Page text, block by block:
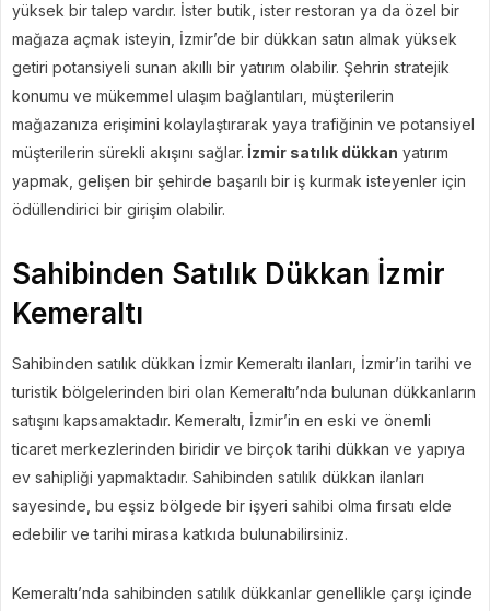
yüksek bir talep vardır. İster butik, ister restoran ya da özel bir
mağaza açmak isteyin, İzmir’de bir dükkan satın almak yüksek
getiri potansiyeli sunan akıllı bir yatırım olabilir. Şehrin stratejik
konumu ve mükemmel ulaşım bağlantıları, müşterilerin
mağazanıza erişimini kolaylaştırarak yaya trafiğinin ve potansiyel
müşterilerin sürekli akışını sağlar. İzmir satılık dükkan yatırım
yapmak, gelişen bir şehirde başarılı bir iş kurmak isteyenler için
ödüllendirici bir girişim olabilir.
Sahibinden Satılık Dükkan İzmir
Kemeraltı
Sahibinden satılık dükkan İzmir Kemeraltı ilanları, İzmir’in tarihi ve
turistik bölgelerinden biri olan Kemeraltı’nda bulunan dükkanların
satışını kapsamaktadır. Kemeraltı, İzmir’in en eski ve önemli
ticaret merkezlerinden biridir ve birçok tarihi dükkan ve yapıya
ev sahipliği yapmaktadır. Sahibinden satılık dükkan ilanları
sayesinde, bu eşsiz bölgede bir işyeri sahibi olma fırsatı elde
edebilir ve tarihi mirasa katkıda bulunabilirsiniz.
Kemeraltı’nda sahibinden satılık dükkanlar genellikle çarşı içinde